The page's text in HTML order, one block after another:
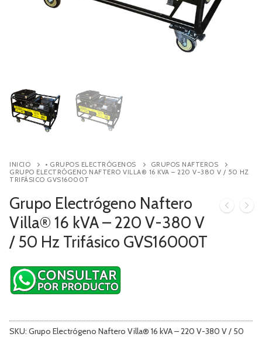
INICIO • GRUPOS ELECTRÓGENOS
GRUPOS NAFTEROS
GRUPO ELECTRÓGENO NAFTERO VILLA® 16 KVA – 220 V-380 V / 50 HZ
TRIFÁSICO GVS16000T
Grupo Electrógeno Naftero
Villa® 16 kVA – 220 V-380 V
/ 50 Hz Trifásico GVS16000T
SKU: Grupo Electrógeno Naftero Villa® 16 kVA – 220 V-380 V / 50